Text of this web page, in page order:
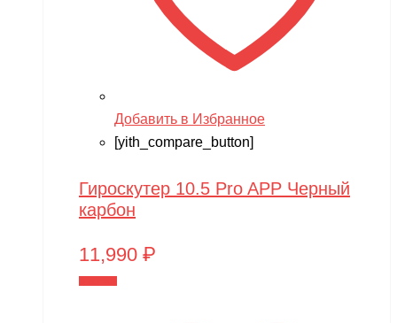
Добавить в Избранное
[yith_compare_button]
Гироскутер 10.5 Pro APP Черный
карбон
11,990 ₽